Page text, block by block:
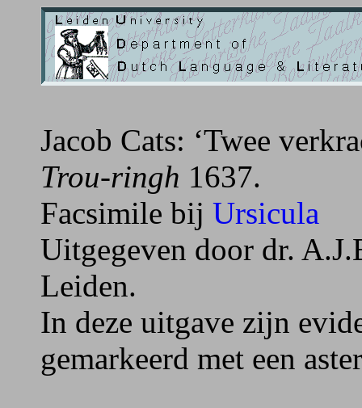
Jacob Cats: ‘Twee
Trou-ringh 1637.
Facsimile bij Ursicula
Uitgegeven door dr.
Leiden.
In deze uitgave zijn
gemarkeerd met een